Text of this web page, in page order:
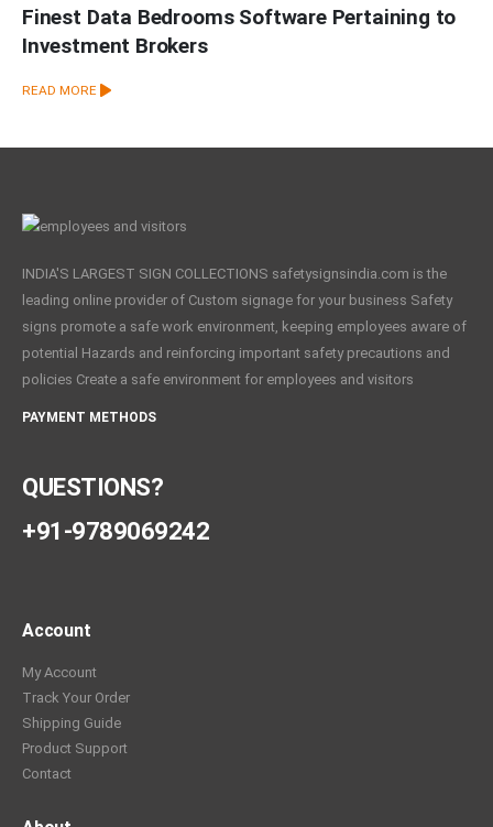
Finest Data Bedrooms Software Pertaining to
Investment Brokers
READ MORE
INDIA'S LARGEST SIGN COLLECTIONS safetysignsindia.com is the
leading online provider of Custom signage for your business Safety
signs promote a safe work environment, keeping employees aware of
potential Hazards and reinforcing important safety precautions and
policies Create a safe environment for employees and visitors
PAYMENT METHODS
QUESTIONS?
+91-9789069242
Account
My Account
Track Your Order
Shipping Guide
Product Support
Contact